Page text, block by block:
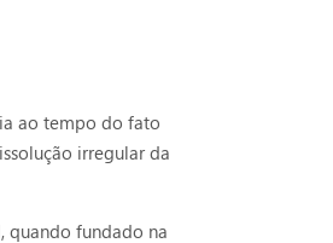
ao tempo do fato
irregular da
quando fundado na